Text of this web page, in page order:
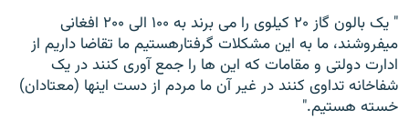
" یک بالون گاز ۲۰ کیلوی را می برند به ۱۰۰ الی ۲۰۰ افغانی
میفروشند، ما به این مشکلات گرفتارهستیم ما تقاضا داریم از
ادارت دولتی و مقامات که این ها را جمع آوری کنند در یک
شفاخانه تداوی کنند در غیر آن ما مردم از دست اینها (معتادان)
خسته هستیم."